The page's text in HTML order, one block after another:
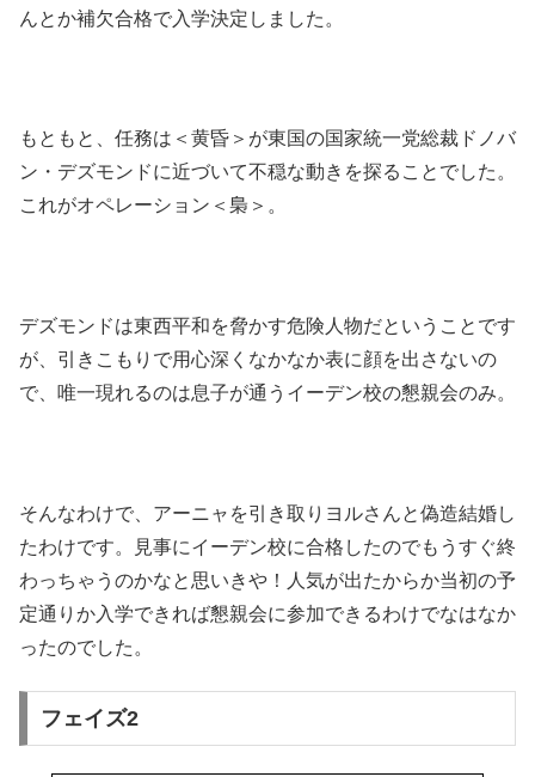
んとか補欠合格で入学決定しました。
もともと、任務は＜黄昏＞が東国の国家統一党総裁ドノバ
ン・デズモンドに近づいて不穏な動きを探ることでした。
これがオペレーション＜梟＞。
デズモンドは東西平和を脅かす危険人物だということです
が、引きこもりで用心深くなかなか表に顔を出さないの
で、唯一現れるのは息子が通うイーデン校の懇親会のみ。
そんなわけで、アーニャを引き取りヨルさんと偽造結婚し
たわけです。見事にイーデン校に合格したのでもうすぐ終
わっちゃうのかなと思いきや！人気が出たからか当初の予
定通りか入学できれば懇親会に参加できるわけでなはなか
ったのでした。
フェイズ2